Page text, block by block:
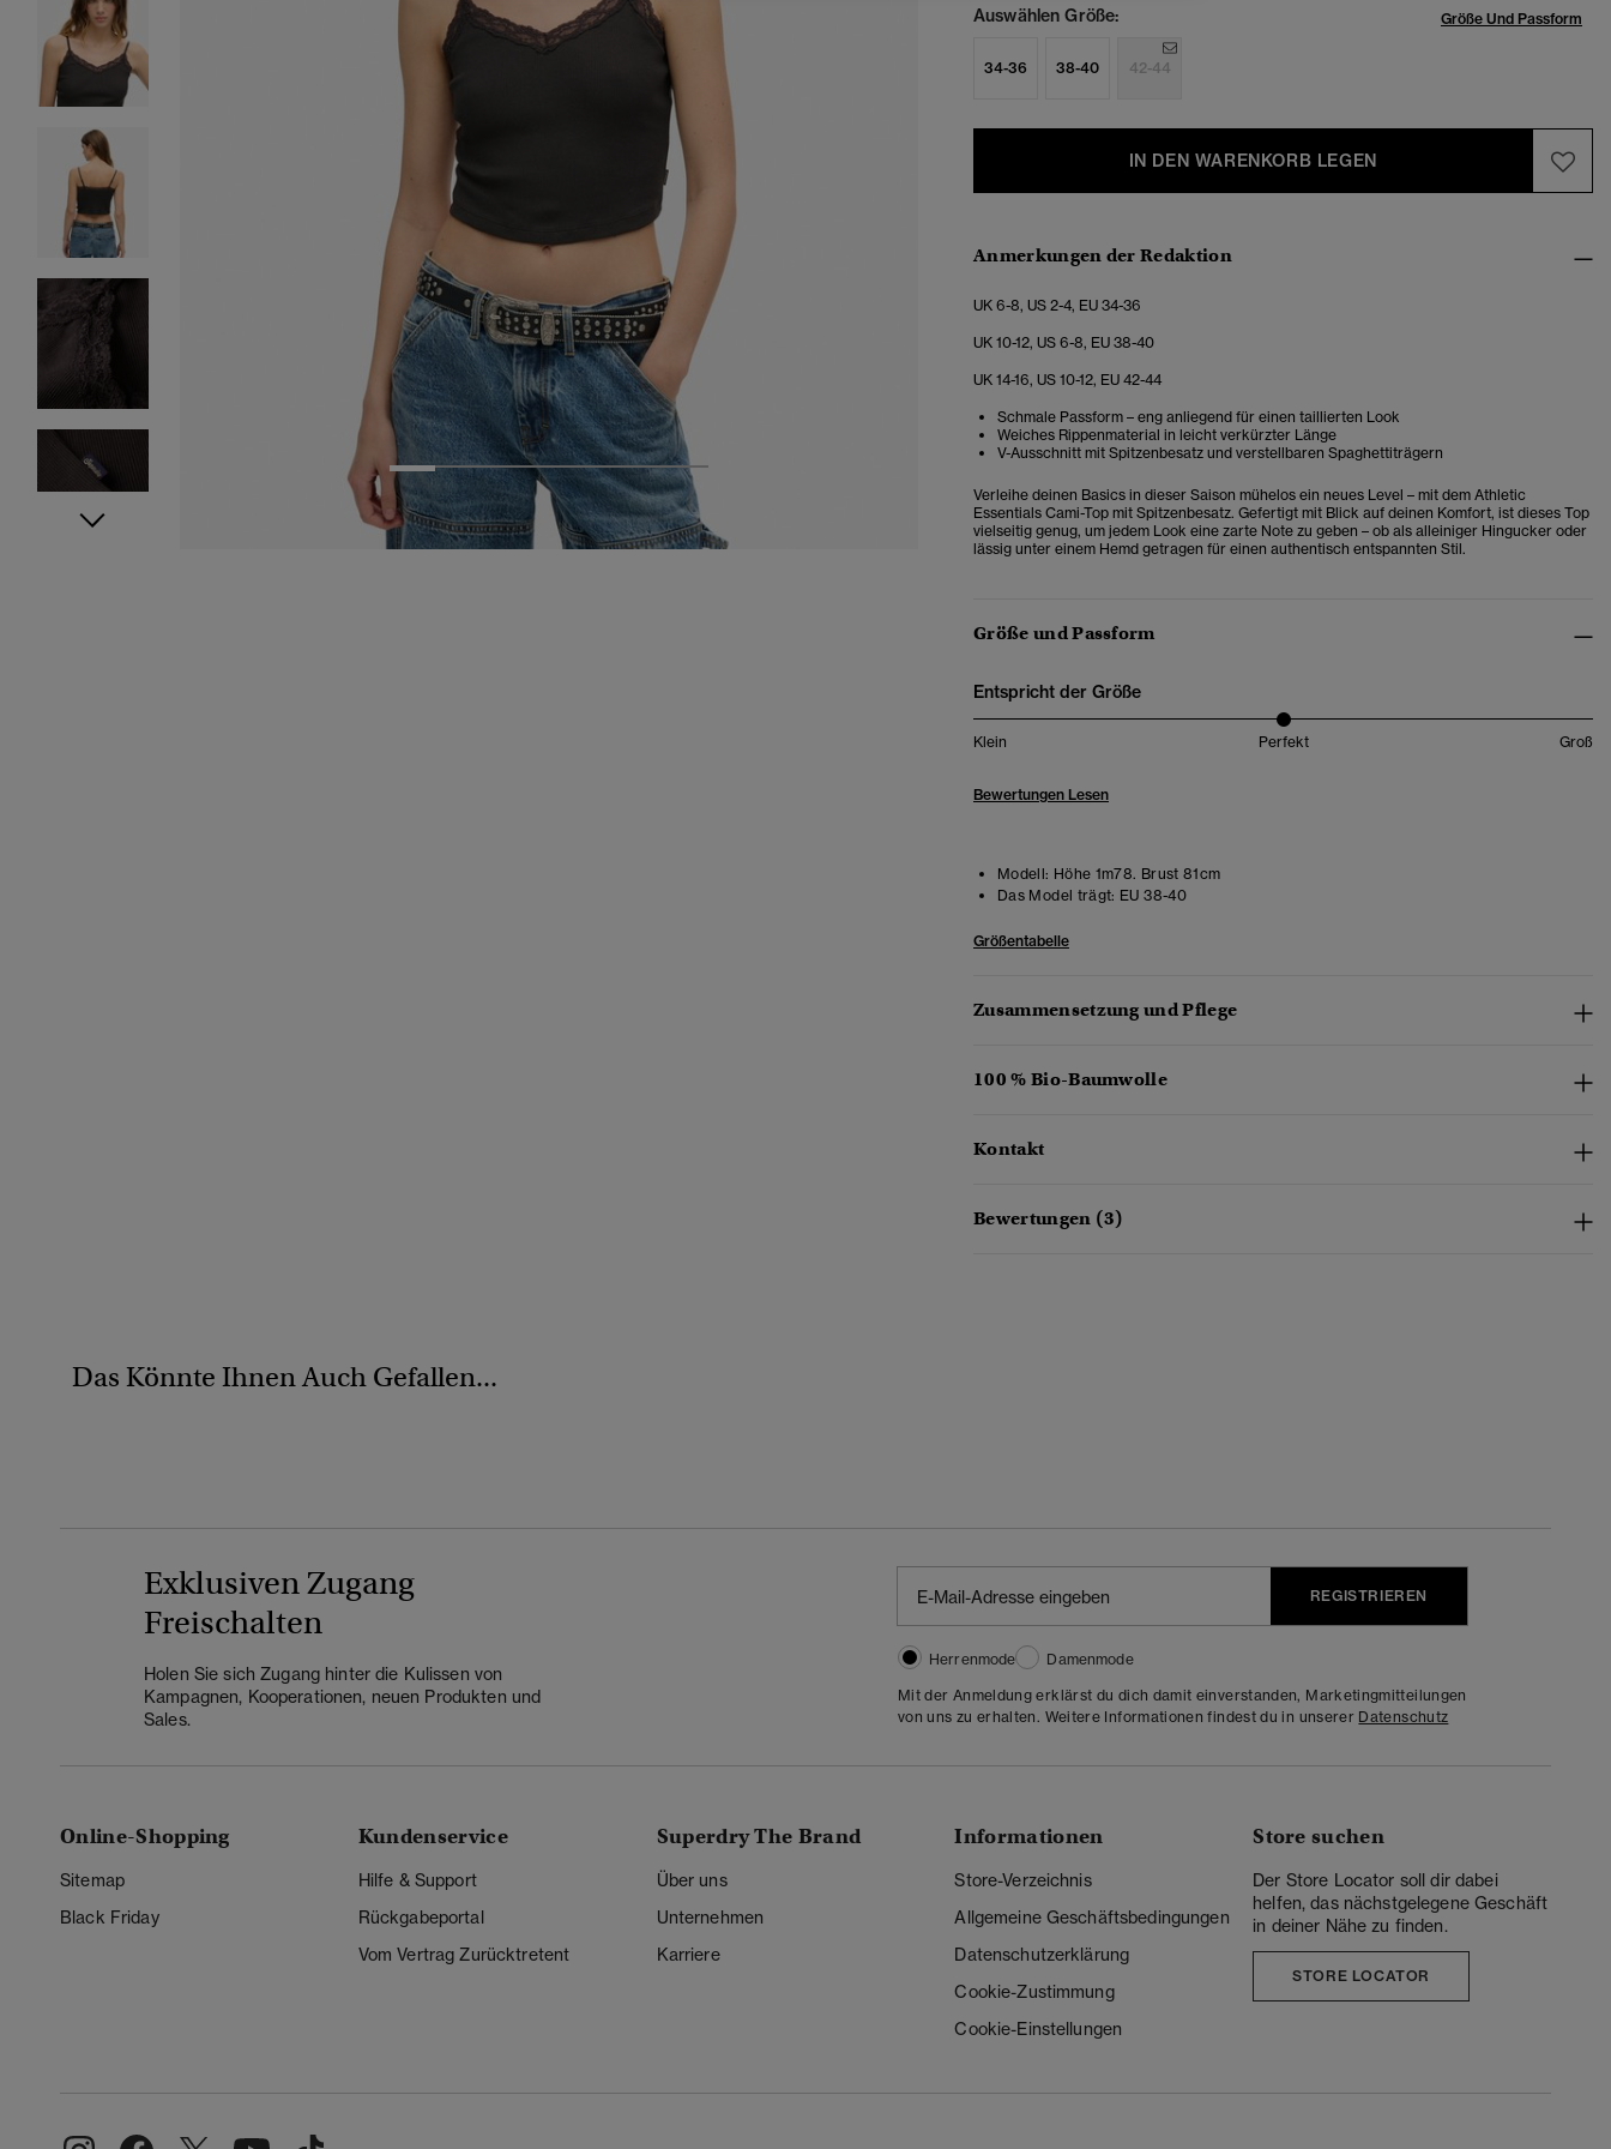
4 5 7
Auswählen Größe: Größe Und Passform
34-36 38-40 42-44
IN DEN WARENKORB LEGEN
Anmerkungen der Redaktion
UK 6-8, US 2-4, EU 34-36
UK 10-12, US 6-8, EU 38-40
UK 14-16, US 10-12, EU 42-44
Schmale Passform – eng anliegend für einen taillierten Look
Weiches Rippenmaterial in leicht verkürzter Länge
V-Ausschnitt mit Spitzenbesatz und verstellbaren Spaghettiträgern
Verleihe deinen Basics in dieser Saison mühelos ein neues Level – mit dem Athletic
Essentials Cami-Top mit Spitzenbesatz. Gefertigt mit Blick auf deinen Komfort, ist dieses Top
vielseitig genug, um jedem Look eine zarte Note zu geben – ob als alleiniger Hingucker oder
lässig unter einem Hemd getragen für einen authentisch entspannten Stil.
Größe und Passform
Entspricht der Größe
Klein Perfekt Groß
Bewertungen Lesen
Modell: Höhe 1m78. Brust 81cm
Das Model trägt: EU 38-40
Größentabelle
Zusammensetzung und Pflege
100 % Bio-Baumwolle
Kontakt
Bewertungen (3)
Das Könnte Ihnen Auch Gefallen...
Exklusiven Zugang
Freischalten
Holen Sie sich Zugang hinter die Kulissen von
Kampagnen, Kooperationen, neuen Produkten und
Sales.
REGISTRIEREN
Herrenmode
Damenmode
Mit der Anmeldung erklärst du dich damit einverstanden, Marketingmitteilungen
von uns zu erhalten. Weitere Informationen findest du in unserer Datenschutz
Online-Shopping
Sitemap
Black Friday
Kundenservice
Hilfe & Support
Rückgabeportal
Vom Vertrag Zurücktretent
Superdry The Brand
Über uns
Unternehmen
Karriere
Informationen
Store-Verzeichnis
Allgemeine Geschäftsbedingungen
Datenschutzerklärung
Cookie-Zustimmung
Cookie-Einstellungen
Store suchen
Der Store Locator soll dir dabei
helfen, das nächstgelegene Geschäft
in deiner Nähe zu finden.
STORE LOCATOR